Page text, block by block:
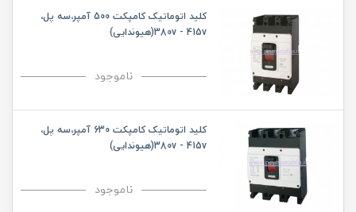
کلید اتوماتیک کامپکت 500 آمپر،سه پل،
380v - 415v(هیوندایی)
ناموجود
کلید اتوماتیک کامپکت 630 آمپر،سه پل،
380v - 415v(هیوندایی)
ناموجود